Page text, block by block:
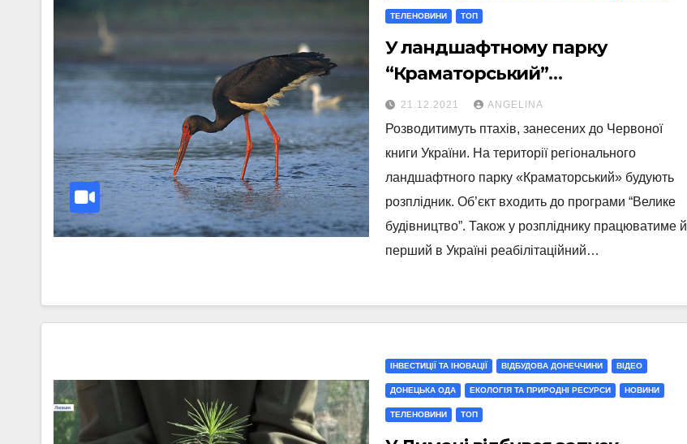
ТЕЛЕНОВИНИ ТОП
У ландшафтному парку
“Краматорський”
розводитимуть
червонокнижних птахів
21.12.2021 ANGELINA
Розводитимуть птахів, занесених до Червоної
книги України. На території регіонального
ландшафтного парку «Краматорський» будують
розплідник. Об’єкт входить до програми “Велике
будівництво”. Також у розпліднику працюватиме й
перший в Україні реабілітаційний…
ІНВЕСТИЦІЇ ТА ІНОВАЦІЇ ВІДБУДОВА ДОНЕЧЧИНИ ВІДЕО
ДОНЕЦЬКА ОДА ЕКОЛОГІЯ ТА ПРИРОДНІ РЕСУРСИ НОВИНИ
ТЕЛЕНОВИНИ ТОП